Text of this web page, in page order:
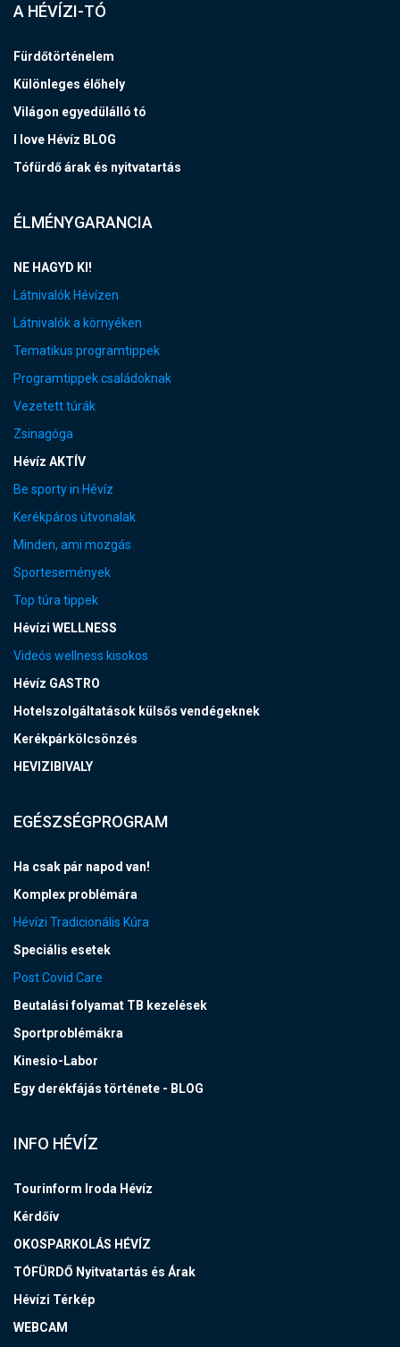
A HÉVÍZI-TÓ
Fürdőtörténelem
Különleges élőhely
Világon egyedülálló tó
I love Hévíz BLOG
Tófürdő árak és nyitvatartás
ÉLMÉNYGARANCIA
NE HAGYD KI!
Látnivalók Hévízen
Látnivalók a környéken
Tematikus programtippek
Programtippek családoknak
Vezetett túrák
Zsinagóga
Hévíz AKTÍV
Be sporty in Hévíz
Kerékpáros útvonalak
Minden, ami mozgás
Sportesemények
Top túra tippek
Hévízi WELLNESS
Videós wellness kisokos
Hévíz GASTRO
Hotelszolgáltatások külsős vendégeknek
Kerékpárkölcsönzés
HEVIZIBIVALY
EGÉSZSÉGPROGRAM
Ha csak pár napod van!
Komplex problémára
Hévízi Tradicionális Kúra
Speciális esetek
Post Covid Care
Beutalási folyamat TB kezelések
Sportproblémákra
Kinesio-Labor
Egy derékfájás története - BLOG
INFO HÉVÍZ
Tourinform Iroda Hévíz
Kérdőív
OKOSPARKOLÁS HÉVÍZ
TÓFÜRDŐ Nyitvatartás és Árak
Hévízi Térkép
WEBCAM